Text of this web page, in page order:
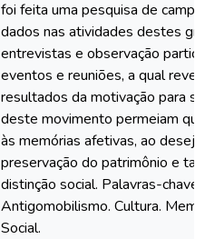
foi feita uma pesquisa de
dados nas atividades destes
entrevistas e observação
eventos e reuniões, a qual
resultados da motivação para
deste movimento permeiam
às memórias afetivas, ao
preservação do patrimônio e
distinção social. Palavras-chave:
Antigomobilismo. Cultura.
Social.